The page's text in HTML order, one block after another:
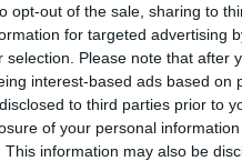
opt-out of the sale, sharing to
for targeted advertising
selection. Please note that after
interest-based ads based
to third parties prior to
of your personal
This information may also be